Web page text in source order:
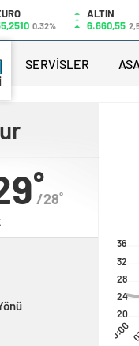
0.32%
ALTIN
6.660,55
SERVİSLER
/28˚
00:00
36
32
28
24
20